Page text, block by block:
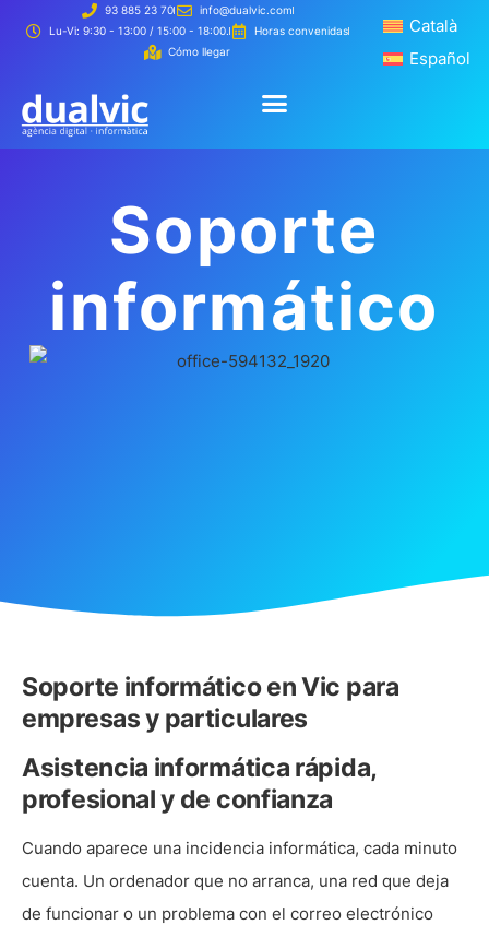
93 885 23 70
info@dualvic.com
Lu-Vi: 9:30 - 13:00 / 15:00 - 18:00.
Horas convenidas
Cómo llegar
Català
Español
Català
Soporte
informático
Soporte informático en Vic para
empresas y particulares
Asistencia informática rápida,
profesional y de confianza
Cuando aparece una incidencia informática, cada minuto
cuenta. Un ordenador que no arranca, una red que deja
de funcionar o un problema con el correo electrónico